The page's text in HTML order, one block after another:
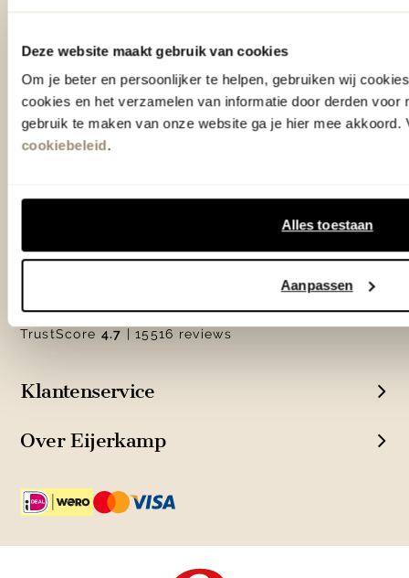
Deze website maakt gebruik van cookies
Om je beter en persoonlijker te helpen, gebruiken wij
cookies en het verzamelen van informatie door derden voor
gebruik te maken van onze website ga je hier mee akkoord.
cookiebeleid.
Alles toestaan
Aanpassen
Winkels
Woonwinkel Zutphen
Adres & Openingstijden
Adres & Openingstijden
Adres & Openingstijden
Klantenservice
Over Eijerkamp
TrustScore 4.7 | 15516 reviews